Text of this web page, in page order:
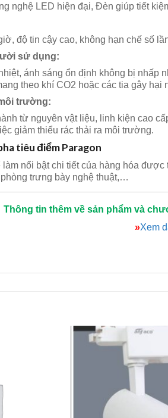
nghệ LED hiện đại, Đèn giúp tiết
độ tin cậy cao, không hạn chế số
sử dụng:
ánh sáng ổn định không bị
theo khí CO2 hoặc các tia gây
trường:
từ nguyên vật liệu, linh kiện cao
giảm thiểu rác thải ra môi trường.
tiêu điểm Paragon
nổi bật chi tiết của hàng hóa
trưng bày nghệ thuật,…
Thông tin thêm về sản phẩm và
»Xem